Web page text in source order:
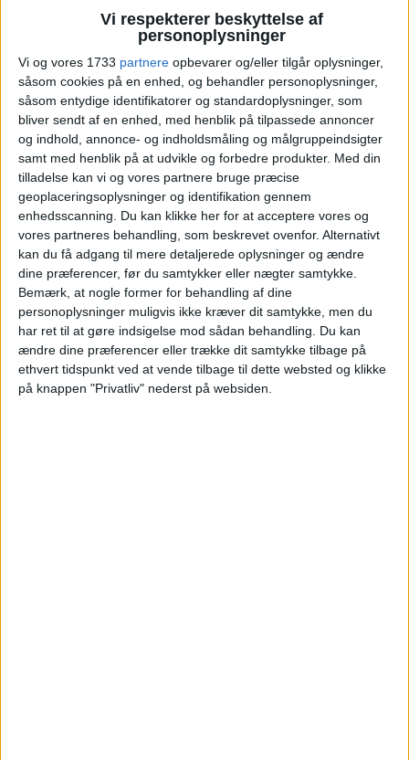
Vi respekterer beskyttelse af
personoplysninger
Vi og vores 1733 partnere opbevarer og/eller tilgår oplysninger,
såsom cookies på en enhed, og behandler personoplysninger,
såsom entydige identifikatorer og standardoplysninger, som
bliver sendt af en enhed, med henblik på tilpassede annoncer
og indhold, annonce- og indholdsmåling og målgruppeindsigter
samt med henblik på at udvikle og forbedre produkter. Med din
tilladelse kan vi og vores partnere bruge præcise
geoplaceringsoplysninger og identifikation gennem
enhedsscanning. Du kan klikke her for at acceptere vores og
vores partneres behandling, som beskrevet ovenfor. Alternativt
kan du få adgang til mere detaljerede oplysninger og ændre
dine præferencer, før du samtykker eller nægter samtykke.
Bemærk, at nogle former for behandling af dine
personoplysninger muligvis ikke kræver dit samtykke, men du
har ret til at gøre indsigelse mod sådan behandling. Du kan
ændre dine præferencer eller trække dit samtykke tilbage på
ethvert tidspunkt ved at vende tilbage til dette websted og klikke
på knappen "Privatliv" nederst på websiden.
Svenskere får nøglerolle i
Four Seasons milliardprojekt
i København
Konkurrencen på det nordiske
luksushotelmarked ser ud til at blive yderligere
skærpet. Nu står det klart, at den canadiske
hotelkæde Four Seasons etablerer sig i
København med et nyt hotelprojekt til en værdi af
over 1 milliard kroner.
ANNONCE
ANNONCE